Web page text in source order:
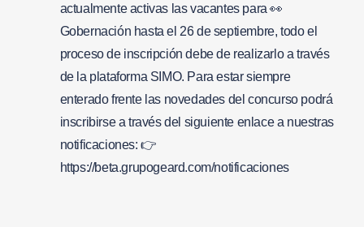
actualmente activas las vacantes para 👀
Gobernación hasta el 26 de septiembre, todo el
proceso de inscripción debe de realizarlo a través
de la plataforma SIMO. Para estar siempre
enterado frente las novedades del concurso podrá
inscribirse a través del siguiente enlace a nuestras
notificaciones: 👉
https://beta.grupogeard.com/notificaciones